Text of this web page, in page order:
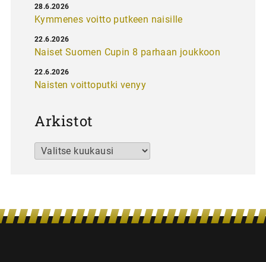
Kymmenes voitto putkeen naisille
28.6.2026
Naiset Suomen Cupin 8 parhaan joukkoon
22.6.2026
Naisten voittoputki venyy
22.6.2026
Arkistot
Arkistot